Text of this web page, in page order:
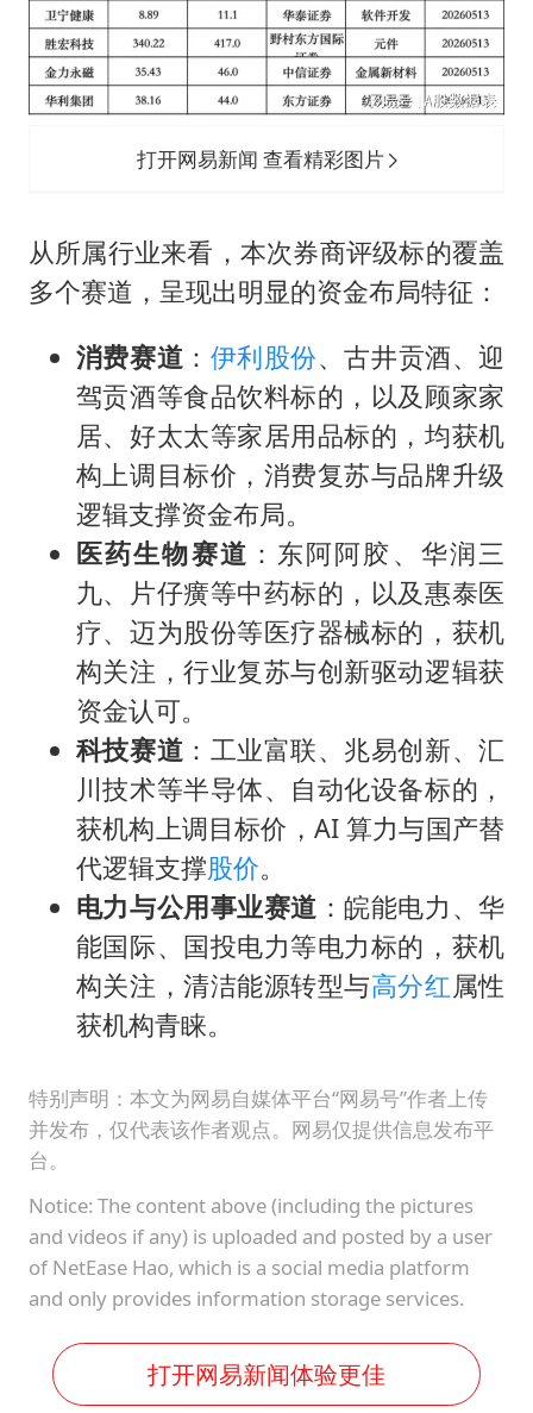
打开网易新闻 查看精彩图片
从所属行业来看，本次券商评级标的覆盖
多个赛道，呈现出明显的资金布局特征：
消费赛道 ： 伊利股份、古井贡酒、迎
驾贡酒等食品饮料标的，以及顾家家
居、好太太等家居用品标的，均获机
构上调目标价，消费复苏与品牌升级
逻辑支撑资金布局。
医药生物赛道 ：东阿阿胶、华润三
九、片仔癀等中药标的，以及惠泰医
疗、迈为股份等医疗器械标的，获机
构关注，行业复苏与创新驱动逻辑获
资金认可。
科技赛道 ：工业富联、兆易创新、汇
川技术等半导体、自动化设备标的，
获机构上调目标价，AI 算力与国产替
代逻辑支撑股价。
电力与公用事业赛道 ：皖能电力、华
能国际、国投电力等电力标的，获机
构关注，清洁能源转型与高分红 属性
获机构青睐。
特别声明：本文为网易自媒体平台“网易号”作者上传
并发布，仅代表该作者观点。网易仅提供信息发布平
台。
Notice: The content above (including the pictures
and videos if any) is uploaded and posted by a user
of NetEase Hao, which is a social media platform
and only provides information storage services.
打开网易新闻体验更佳